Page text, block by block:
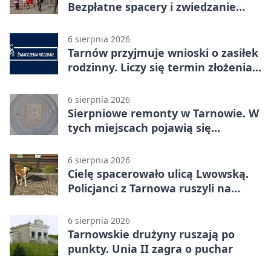
Bezpłatne spacery i zwiedzanie
6 sierpnia 2026
Tarnów przyjmuje wnioski o zasiłek
rodzinny. Liczy się termin złożenia
6 sierpnia 2026
Sierpniowe remonty w Tarnowie. W
tych miejscach pojawią się
6 sierpnia 2026
Cielę spacerowało ulicą Lwowską.
Policjanci z Tarnowa ruszyli na
6 sierpnia 2026
Tarnowskie drużyny ruszają po
punkty. Unia II zagra o puchar